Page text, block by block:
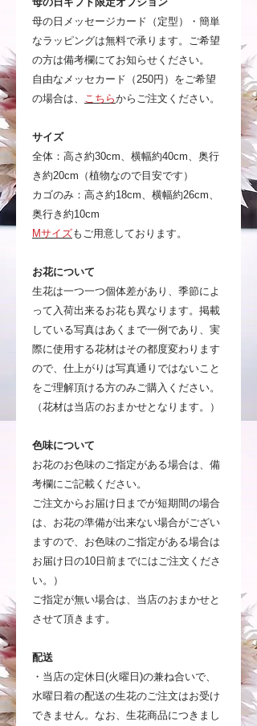
母の日メッセージカード（定型）・簡単
なラッピングは無料で承ります。ご希望
の方は備考欄にてお知らせください。
自由なメッセカード（250円）をご希望
の場合は、 こちらからご注文ください。
サイズ
全体：高さ約30cm、横幅約40cm、奥行
き約20cm（植物なので目安です）
カゴのみ：高さ約18cm、横幅約26cm、
奥行き約10cm
Mサイズもご用意しております。
お花について
生花は一つ一つ個体差があり、季節によ
って入荷出来るお花も異なります。掲載
している写真はあくまで一例であり、実
際に使用する花材はその都度変わります
ので、仕上がりは写真通りではないこと
をご理解頂ける方のみご購入ください。
（花材は当店のおまかせとなります。）
色味について
お花のお色味のご指定がある場合は、備
考欄にご記載ください。
ご注文からお届け日までが短期間の場合
は、お花の準備が出来ない場合がござい
ますので、お色味のご指定がある場合は
お届け日の10日前までにはご注文くださ
い。）
ご指定が無い場合は、当店のおまかせと
させて頂きます。
配送
・当店の定休日(火曜日)の兼ね合いで、
水曜日着の配送の生花のご注文はお受け
できません。なお、生花商品につきまし